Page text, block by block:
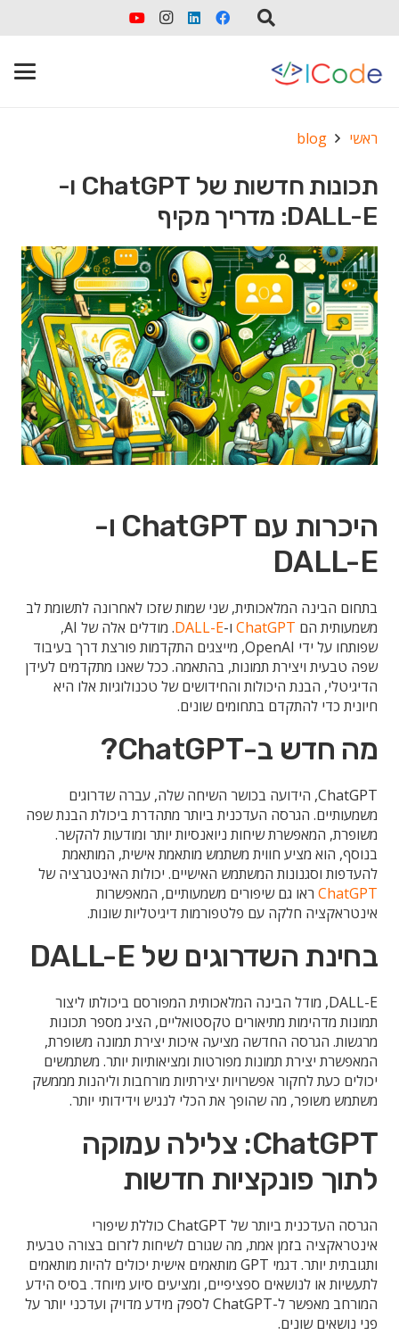
ראשי blog
תכונות חדשות של ChatGPT ו-
DALL-E: מדריך מקיף
היכרות עם ChatGPT ו-
DALL-E
בתחום הבינה המלאכותית, שני שמות שזכו לאחרונה לתשומת לב
משמעותית הם ChatGPT ו-DALL-E
. מודלים אלה של AI,
שפותחו על ידי OpenAI, מייצגים התקדמות פורצת דרך בעיבוד
שפה טבעית ויצירת תמונות, בהתאמה. ככל שאנו מתקדמים לעידן
הדיגיטלי, הבנת היכולות והחידושים של טכנולוגיות אלו היא
חיונית כדי להתקדם בתחומים שונים.
מה חדש ב-ChatGPT?
ChatGPT, הידועה בכושר השיחה שלה, עברה שדרוגים
משמעותיים. הגרסה העדכנית ביותר מתהדרת ביכולת הבנת שפה
משופרת, המאפשרת שיחות ניואנסיות יותר ומודעות להקשר.
בנוסף, הוא מציע חווית משתמש מותאמת אישית, המותאמת
להעדפות וסגנונות המשתמש האישיים. יכולות האינטגרציה של
ChatGPT ראו גם שיפורים משמעותיים, המאפשרות
אינטראקציה חלקה עם פלטפורמות דיגיטליות שונות.
בחינת השדרוגים של DALL-E
DALL-E, מודל הבינה המלאכותית המפורסם ביכולתו ליצור
תמונות מדהימות מתיאורים טקסטואליים, הציג מספר תכונות
מרגשות. הגרסה החדשה מציעה איכות יצירת תמונה משופרת,
המאפשרת יצירת תמונות מפורטות ומציאותיות יותר. משתמשים
יכולים כעת לחקור אפשרויות יצירתיות מורחבות וליהנות מממשק
משתמש משופר, מה שהופך את הכלי לנגיש וידידותי יותר.
ChatGPT: צלילה עמוקה
לתוך פונקציות חדשות
הגרסה העדכנית ביותר של ChatGPT כוללת שיפורי
אינטראקציה בזמן אמת, מה שגורם לשיחות לזרום בצורה טבעית
ותגובתית יותר. דגמי GPT מותאמים אישית יכולים להיות מותאמים
לתעשיות או לנושאים ספציפיים, ומציעים סיוע מיוחד. בסיס הידע
המורחב מאפשר ל-ChatGPT לספק מידע מדויק ועדכני יותר על
פני נושאים שונים.